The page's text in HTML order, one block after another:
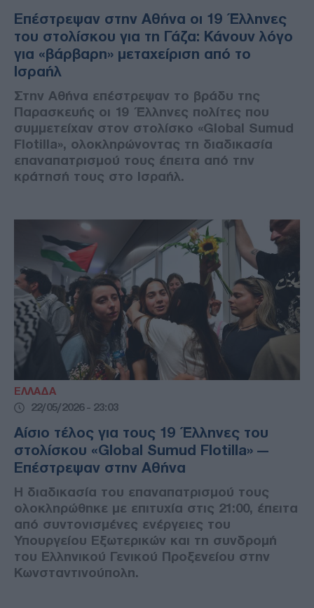
Επέστρεψαν στην Αθήνα οι 19 Έλληνες
του στολίσκου για τη Γάζα: Κάνουν λόγο
για «βάρβαρη» μεταχείριση από το
Ισραήλ
Στην Αθήνα επέστρεψαν το βράδυ της
Παρασκευής οι 19 Έλληνες πολίτες που
συμμετείχαν στον στολίσκο «Global Sumud
Flotilla», ολοκληρώνοντας τη διαδικασία
επαναπατρισμού τους έπειτα από την
κράτησή τους στο Ισραήλ.
ΕΛΛΑΔΑ
22/05/2026 - 23:03
Αίσιο τέλος για τους 19 Έλληνες του
στολίσκου «Global Sumud Flotilla» —
Επέστρεψαν στην Αθήνα
Η διαδικασία του επαναπατρισμού τους
ολοκληρώθηκε με επιτυχία στις 21:00, έπειτα
από συντονισμένες ενέργειες του
Υπουργείου Εξωτερικών και τη συνδρομή
του Ελληνικού Γενικού Προξενείου στην
Κωνσταντινούπολη.